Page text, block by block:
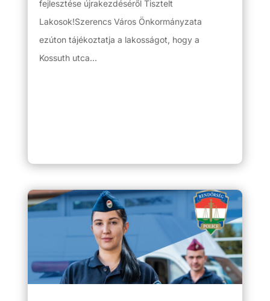
fejlesztése újrakezdéséről Tisztelt
Lakosok!Szerencs Város Önkormányzata
ezúton tájékoztatja a lakosságot, hogy a
Kossuth utca...